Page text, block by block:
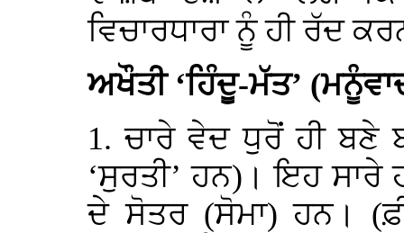
ਵਿਚਾਰਧਾਰਾ ਨੂੰ ਹੀ ਰੱਦ
ਅਖੌਤੀ ‘ਹਿੰਦੂ-ਮੱਤ’
1. ਚਾਰੇ ਵੇਦ ਧੁਰੋਂ ਹੀ ਬਣੇ
‘ਸੁਰਤੀ’ ਹਨ)। ਇਹ
ਦੇ ਸੋਤਰ (ਸੋਮਾ) ਹਨ।